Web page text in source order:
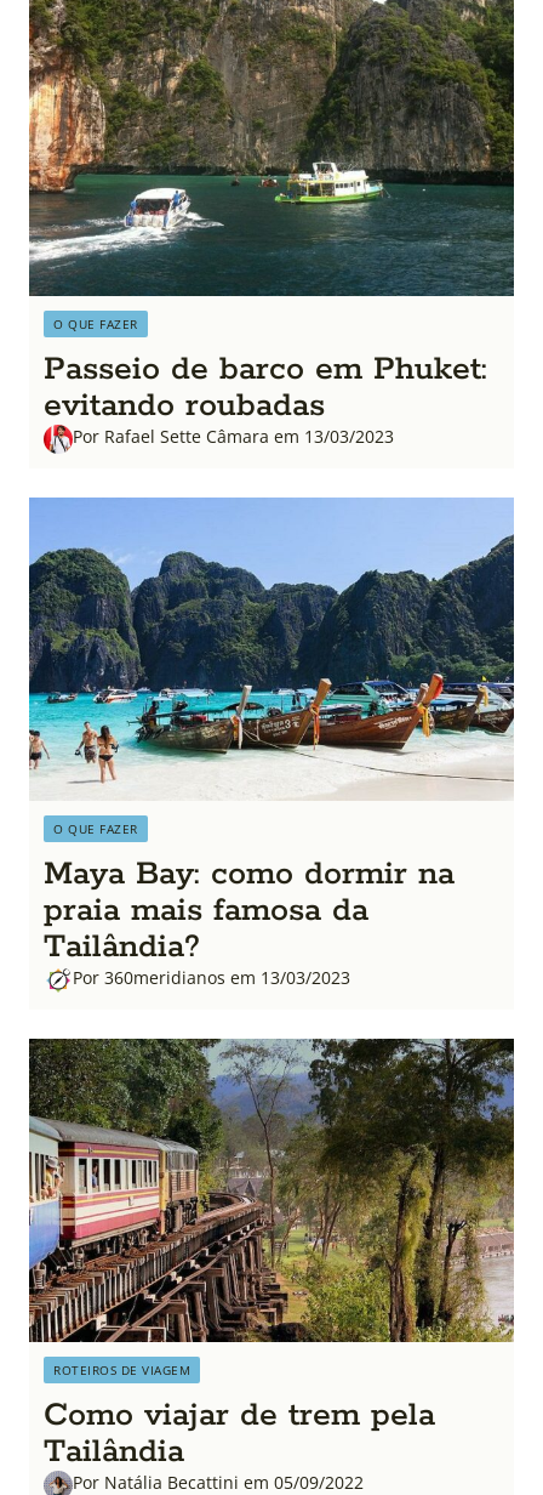
O QUE FAZER
Passeio de barco em Phuket:
evitando roubadas
Por Rafael Sette Câmara em 13/03/2023
O QUE FAZER
Maya Bay: como dormir na
praia mais famosa da
Tailândia?
Por 360meridianos em 13/03/2023
ROTEIROS DE VIAGEM
Como viajar de trem pela
Tailândia
Por Natália Becattini em 05/09/2022